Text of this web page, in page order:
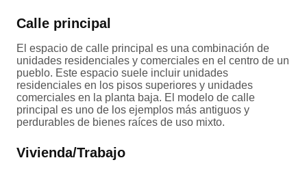
Calle principal
El espacio de calle principal es una combinación de
unidades residenciales y comerciales en el centro de un
pueblo. Este espacio suele incluir unidades
residenciales en los pisos superiores y unidades
comerciales en la planta baja. El modelo de calle
principal es uno de los ejemplos más antiguos y
perdurables de bienes raíces de uso mixto.
Vivienda/Trabajo